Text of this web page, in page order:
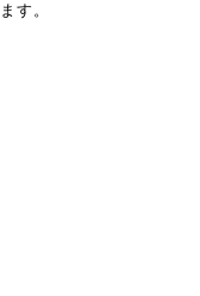
す。